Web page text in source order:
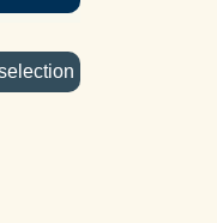
la selection